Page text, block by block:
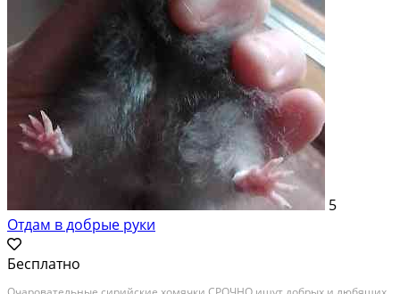
5
Отдам в добрые руки
Бесплатно